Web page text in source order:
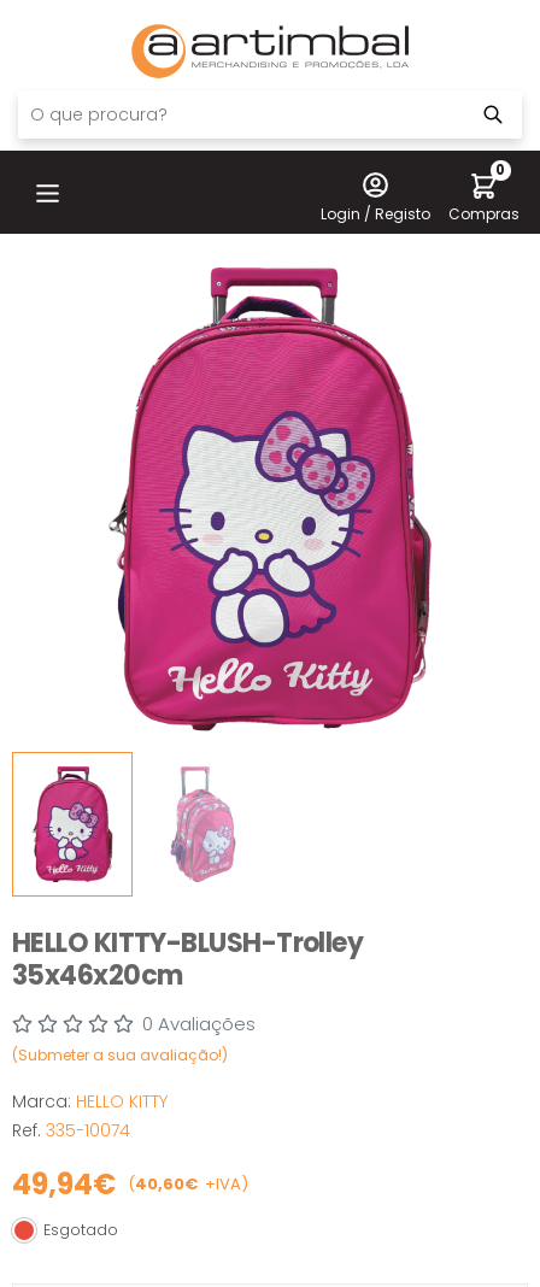
Login / Registo
0
Compras
HELLO KITTY-BLUSH-Trolley
35x46x20cm
0 Avaliações
(Submeter a sua avaliação!)
Marca: HELLO KITTY
Ref. 335-10074
49,94€ (40,60€ +IVA)
Esgotado
Esgotado